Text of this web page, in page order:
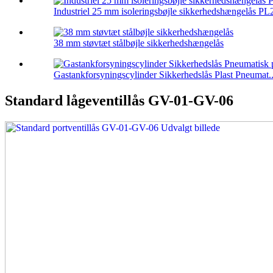
Industriel 25 mm isoleringsbøjle sikkerhedshængelås
38 mm støvtæt stålbøjle sikkerhedshængelås
Gastankforsyningscylinder Sikkerhedslås Plast
Standard lågeventillås GV-01-GV-06